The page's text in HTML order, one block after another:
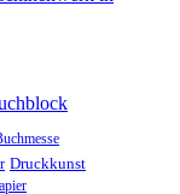
Druckkunst